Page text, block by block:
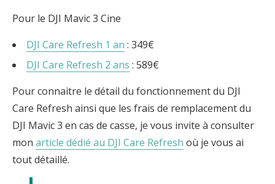
Pour le DJI Mavic 3 Cine
DJI Care Refresh 1 an : 349€
DJI Care Refresh 2 ans : 589€
Pour connaitre le détail du fonctionnement du DJI
Care Refresh ainsi que les frais de remplacement du
DJI Mavic 3 en cas de casse, je vous invite à consulter
mon article dédié au DJI Care Refresh où je vous ai
tout détaillé.